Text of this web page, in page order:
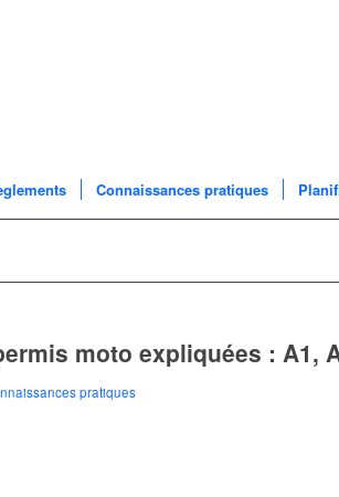
Connaissances pratiques
moto expliquées : A1,
pratiques